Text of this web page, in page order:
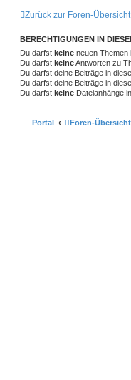
Zurück zur Foren-Übersicht
BERECHTIGUNGEN IN
Du darfst keine neuen Themen
Du darfst keineAntworten zu
Du darfst deine Beiträge in
Du darfst deine Beiträge in
Du darfst keine Dateianhänge
Portal Foren-Übersicht